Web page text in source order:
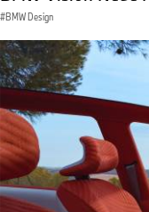
BMW Design